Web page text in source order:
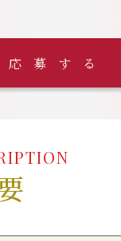
応募する